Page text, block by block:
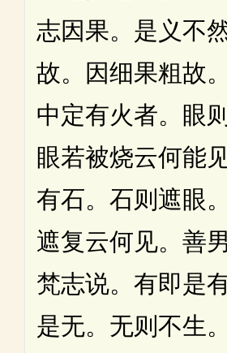
志因果。是义不
故。因细果粗故
中定有火者。眼
眼若被烧云何能
有石。石则遮眼
遮复云何见。善
梵志说。有即是
是无。无则不生